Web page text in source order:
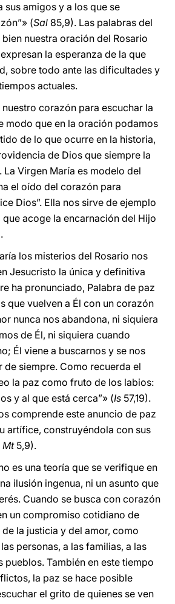
sus amigos y a los que se
(Sal 85,9). Las palabras del
nuestra oración del Rosario
la esperanza de la que
sobre todo ante las dificultades y
actuales.
corazón para escuchar la
modo que en la oración podamos
de lo que ocurre en la historia,
de Dios que siempre la
Virgen María es modelo del
el oído del corazón para
Dios”. Ella nos sirve de ejemplo
acoge la encarnación del Hijo
los misterios del Rosario nos
Jesucristo la única y definitiva
ha pronunciado, Palabra de paz
que vuelven a Él con un corazón
nunca nos abandona, ni siquiera
de Él, ni siquiera cuando
Él viene a buscarnos y se nos
de siempre. Como recuerda el
la paz como fruto de los labios:
y al que está cerca”» (Is 57,19).
comprende este anuncio de paz
artífice, construyéndola con sus
Mt 5,9).
es una teoría que se verifique en
ilusión ingenua, ni un asunto que
Cuando se busca con corazón
un compromiso cotidiano de
la justicia y del amor, como
personas, a las familias, a las
pueblos. También en este tiempo
la paz se hace posible
el grito de quienes se ven